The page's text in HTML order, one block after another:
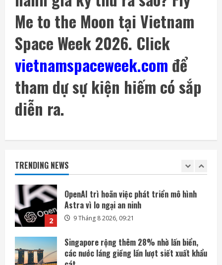
Me to the Moon tại Vietnam
Space Week 2026. Click
vietnamspaceweek.com để
tham dự sự kiện hiếm có sắp
diễn ra.
TRENDING NEWS
4 8 Tháng 8 2026, 08:55
5
Phi hành gia NASA đi bộ ngoài không gian
để nâng cấp hệ thống điện ISS
8 Tháng 8 2026, 08:47
1
Amazon tài trợ nhà máy điện khí khổng lồ
phục vụ các trung tâm dữ liệu
2
OpenAI trì hoãn việc phát triển mô hình
3
Singapore rộng thêm 28% nhờ lấn biển,
các nước láng giềng lần lượt siết xuất khẩu
cát
Mỗi ngày có thêm 1.200 triệu phú, nước
Mỹ giàu lên hay chỉ người giàu càng giàu?